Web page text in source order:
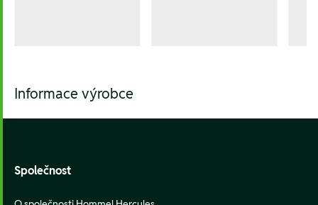
Informace výrobce
Footer
Společnost